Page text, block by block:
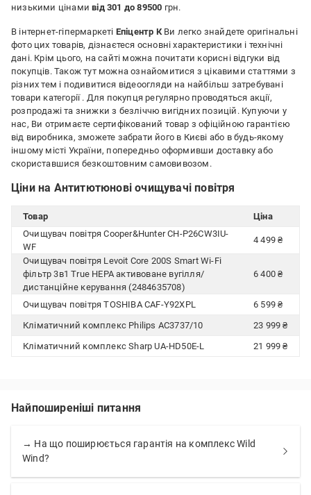
низькими цінамивід 301 до 89500 грн.
В інтернет-гіпермаркеті Епіцентр КВи легко знайдете оригінальні
фото цих товарів, дізнаєтеся основні характеристики і технічні
дані. Крім цього, на сайті можна почитати корисні відгуки від
покупців. Також тут можна ознайомитися з цікавими статтями з
різних тем і подивитися відеоогляди на найбільш затребувані
товари категорії . Для покупця регулярно проводяться акції,
розпродажі та знижки з безліччю вигідних позицій. Купуючи у
нас, Ви отримаєте сертифікований товар з офіційною гарантією
від виробника, зможете забрати його в Києві або в будь-якому
іншому місті України, попередньо оформивши доставку або
скориставшися безкоштовним самовивозом.
Ціни на Антитютюнові очищувачі повітря
Товар
Ціна
Очищувач повітря Cooper&Hunter CH-P26CW3IU-
WF
4 499 ₴
Очищувач повітря Levoit Core 200S Smart Wi-Fi
фільтр 3в1 True HEPA активоване вугілля/
дистанційне керування (2484635708)
6 400 ₴
Очищувач повітря TOSHIBA CAF-Y92XPL
6 599 ₴
Кліматичний комплекс Philips AC3737/10
23 999 ₴
Кліматичний комплекс Sharp UA-HD50E-L
21 999 ₴
Найпоширеніші питання
→ На що поширюється гарантія на комплекс Wild
Wind?